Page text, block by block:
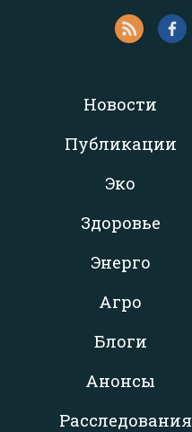
Новости
Публикации
Эко
Здоровье
Энерго
Агро
Блоги
Анонсы
Расследования